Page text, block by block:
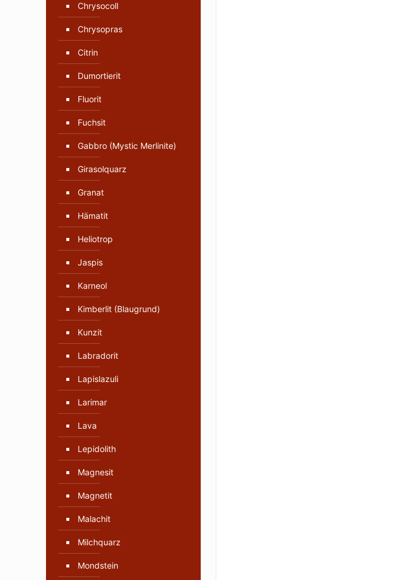
Chrysocoll
Chrysopras
Citrin
Dumortierit
Fluorit
Fuchsit
Gabbro (Mystic Merlinite)
Girasolquarz
Granat
Hämatit
Heliotrop
Jaspis
Karneol
Kimberlit (Blaugrund)
Kunzit
Labradorit
Lapislazuli
Larimar
Lava
Lepidolith
Magnesit
Magnetit
Malachit
Milchquarz
Mondstein